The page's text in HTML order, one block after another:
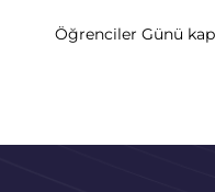
Öğrenciler Günü